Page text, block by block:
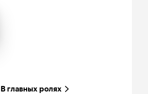
В главных ролях